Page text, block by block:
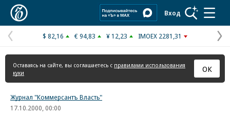
Вход
Предыдущая
страница
$ 82,16 € 94,83 ¥ 12,23 IMOEX 2281,31
Оставаясь на сайте, вы соглашаетесь с правилами использования
куки
ОК
Журнал "Коммерсантъ Власть"
17.10.2000, 00:00